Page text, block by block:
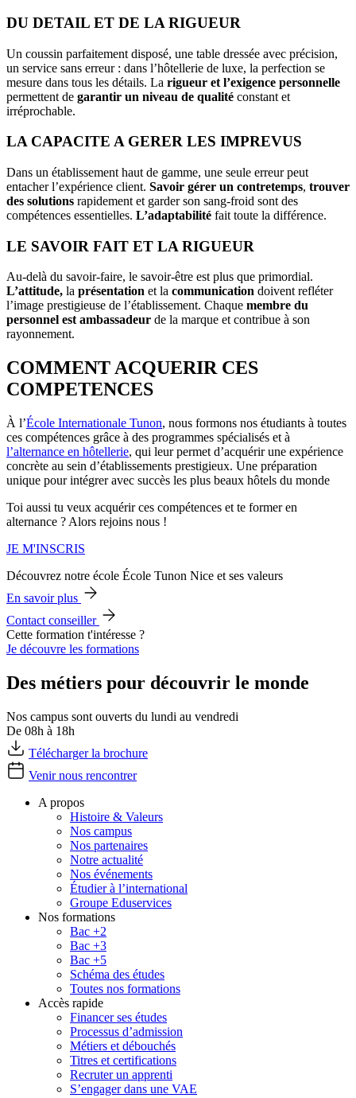
DU DETAIL ET DE LA RIGUEUR
Un coussin parfaitement disposé, une table dressée avec précision,
un service sans erreur : dans l’hôtellerie de luxe, la perfection se
mesure dans tous les détails. La rigueur et l’exigence personnelle
permettent de garantir un niveau de qualité constant et
irréprochable.
LA CAPACITE A GERER LES IMPREVUS
Dans un établissement haut de gamme, une seule erreur peut
entacher l’expérience client. Savoir gérer un contretemps, trouver
des solutions rapidement et garder son sang-froid sont des
compétences essentielles. L’adaptabilité fait toute la différence.
LE SAVOIR FAIT ET LA RIGUEUR
Au-delà du savoir-faire, le savoir-être est plus que primordial.
L’attitude, la présentation et la communication doivent refléter
l’image prestigieuse de l’établissement. Chaque membre du
personnel est ambassadeur de la marque et contribue à son
rayonnement.
COMMENT ACQUERIR CES
COMPETENCES
À l’École Internationale Tunon, nous formons nos étudiants à toutes
ces compétences grâce à des programmes spécialisés et à
l’alternance en hôtellerie, qui leur permet d’acquérir une expérience
concrète au sein d’établissements prestigieux. Une préparation
unique pour intégrer avec succès les plus beaux hôtels du monde
Toi aussi tu veux acquérir ces compétences et te former en
alternance ? Alors rejoins nous !
JE M'INSCRIS
Découvrez notre école École Tunon Nice et ses valeurs
En savoir plus
Contact conseiller
Cette formation t'intéresse ?
Je découvre les formations
Des métiers pour découvrir le monde
Nos campus sont ouverts du lundi au vendredi
De 08h à 18h
Télécharger la brochure
Venir nous rencontrer
A propos
Histoire & Valeurs
Nos campus
Nos partenaires
Notre actualité
Nos événements
Étudier à l’international
Groupe Eduservices
Nos formations
Bac +2
Bac +3
Bac +5
Schéma des études
Toutes nos formations
Accès rapide
Financer ses études
Processus d’admission
Métiers et débouchés
Titres et certifications
Recruter un apprenti
S’engager dans une VAE